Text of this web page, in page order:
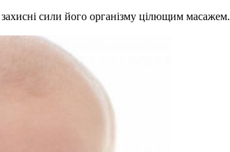
сили його організму цілющим масажем.